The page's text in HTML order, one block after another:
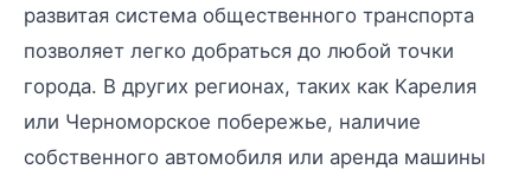
развитая система общественного транспорта
позволяет легко добраться до любой точки
города. В других регионах, таких как Карелия
или Черноморское побережье, наличие
собственного автомобиля или аренда машины